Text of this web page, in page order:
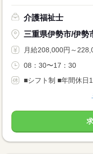
介護福祉士
三重県伊勢市/伊勢
月給208,000円～
08：30〜17：30
■シフト制 ■年間休日